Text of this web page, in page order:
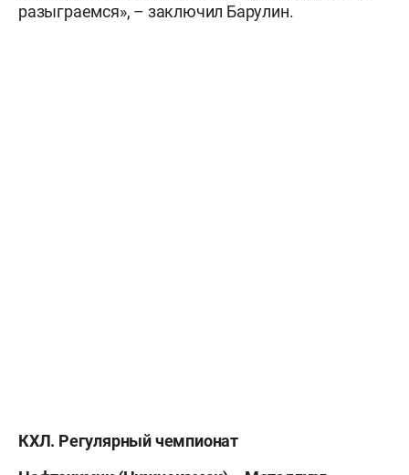
разыграемся», – заключил Барулин.
КХЛ. Регулярный чемпионат